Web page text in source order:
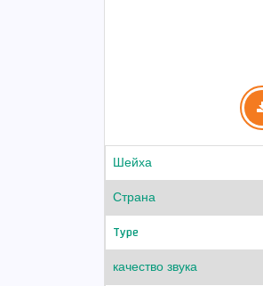
Шейха
Страна
Type
качество звука